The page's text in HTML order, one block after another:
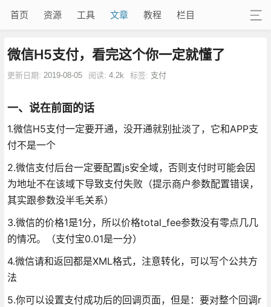
首页 资源 工具 文章 教程 栏目
微信H5支付，看完这个你一定就懂了
更新日期: 2019-08-05 阅读: 4.2k 标签: 支付
一、说在前面的话
1.微信H5支付一定要开通，没开通就别扯淡了，它和APP支
付不是一个
2.微信支付后台一定要配置js安全域，否则支付时可能会因
为地址不在该域下导致支付失败（提示商户参数配置错误，
其实跟参数没半毛关系）
3.微信的价格1是1分，所以价格total_fee参数没有零点几几
的情况。（支付宝0.01是一分）
4.微信请和返回都是XML格式，注意转化，可以写个公共方
法
5.你可以设置支付成功后的回调页面，但是：要对整个回调r